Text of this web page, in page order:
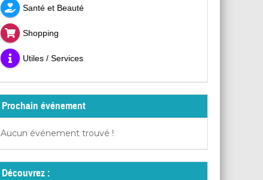
Santé et Beauté
Shopping
Utiles / Services
Prochain événement
Aucun événement trouvé !
Découvrez :